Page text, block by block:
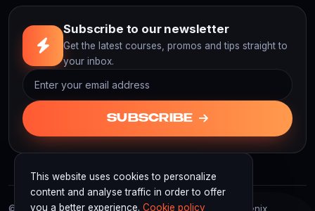
This website uses cookies to personalize
content and analyse traffic in order to offer
you a better experience. Cookie policy
Subscribe to our newsletter
Get the latest courses, promos and tips straight to
your inbox.
SUBSCRIBE